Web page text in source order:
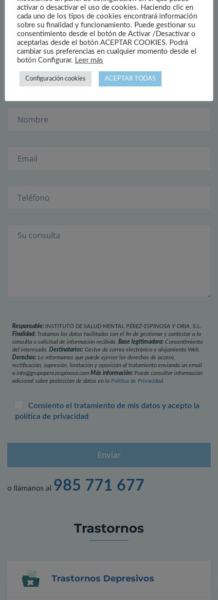
¿Tiene alguna consulta?
Si tú o alguna de tus personas queridas sufre este
Responsable: INSTITUTO DE SALUD MENTAL PÉREZ-ESPINOSA Y ORIA, S.L.
Finalidad: Tratamos los datos facilitados con el fin de gestionar y contestar a la
consulta o solicitud de información recibida. Base legitimadora: Consentimiento
del interesado. Destinatarios: Gestor de correo electrónico y alojamiento Web.
Derechos: Le informamos que puede ejercer los derechos de acceso,
rectificación, supresión, limitación y oposición al tratamiento enviando un email
a info@grupoperezespinosa.com Más información: Puede consultar información
adicional sobre protección de datos en la Política de Privacidad
Consiento el tratamiento de mis datos y acepto la
política de privacidad
o llámanos al 985 771 677
Trastornos
Trastornos Depresivos
activar o desactivar el uso de cookies. Haciendo clic en
cada uno de los tipos de cookies encontrará información
sobre su finalidad y funcionamiento. Puede gestionar su
consentimiento desde el botón de Activar /Desactivar o
aceptarlas desde el botón ACEPTAR COOKIES. Podrá
cambiar sus preferencias en cualquier momento desde el
botón Configurar. Leer más
Configuración cookies ACEPTAR TODAS